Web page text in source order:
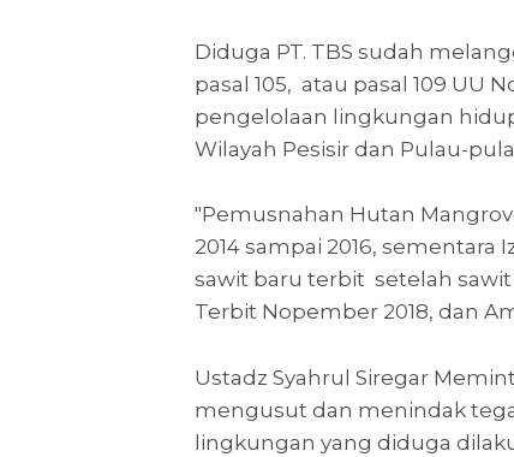
Diduga PT. TBS sudah
pasal 105, atau pasal 109 UU
pengelolaan lingkungan
Wilayah Pesisir dan Pulau-
"Pemusnahan Hutan
2014 sampai 2016,
sawit baru terbit setelah sawit
Terbit Nopember 2018, dan
Ustadz Syahrul Siregar
mengusut dan menindak
lingkungan yang diduga